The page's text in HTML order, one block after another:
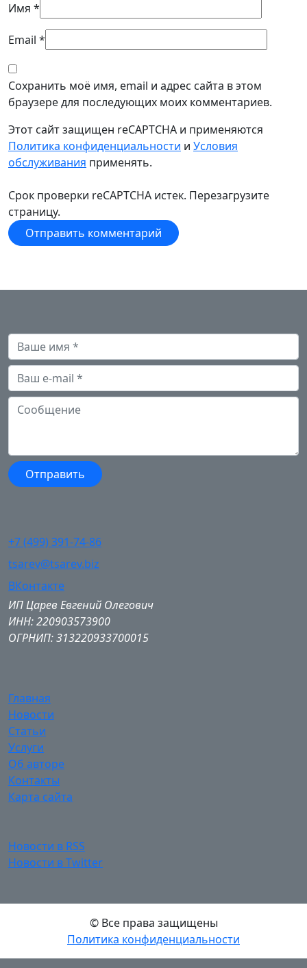
Имя *
Email *
Сохранить моё имя, email и адрес сайта в этом
браузере для последующих моих комментариев.
Этот сайт защищен reCAPTCHA и применяются
Политика конфиденциальности и Условия
обслуживания применять.
Срок проверки reCAPTCHA истек. Перезагрузите
страницу.
+7 (499) 391-74-86
tsarev@tsarev.biz
ВКонтакте
ИП Царев Евгений Олегович
ИНН: 220903573900
ОГРНИП: 313220933700015
Главная
Новости
Статьи
Услуги
Об авторе
Контакты
Карта сайта
Новости в RSS
Новости в Twitter
© Все права защищены
Политика конфиденциальности